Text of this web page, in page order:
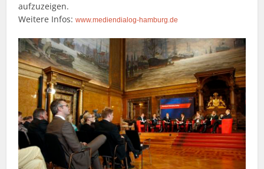
aufzuzeigen.
Weitere Infos:www.mediendialog-hamburg.de